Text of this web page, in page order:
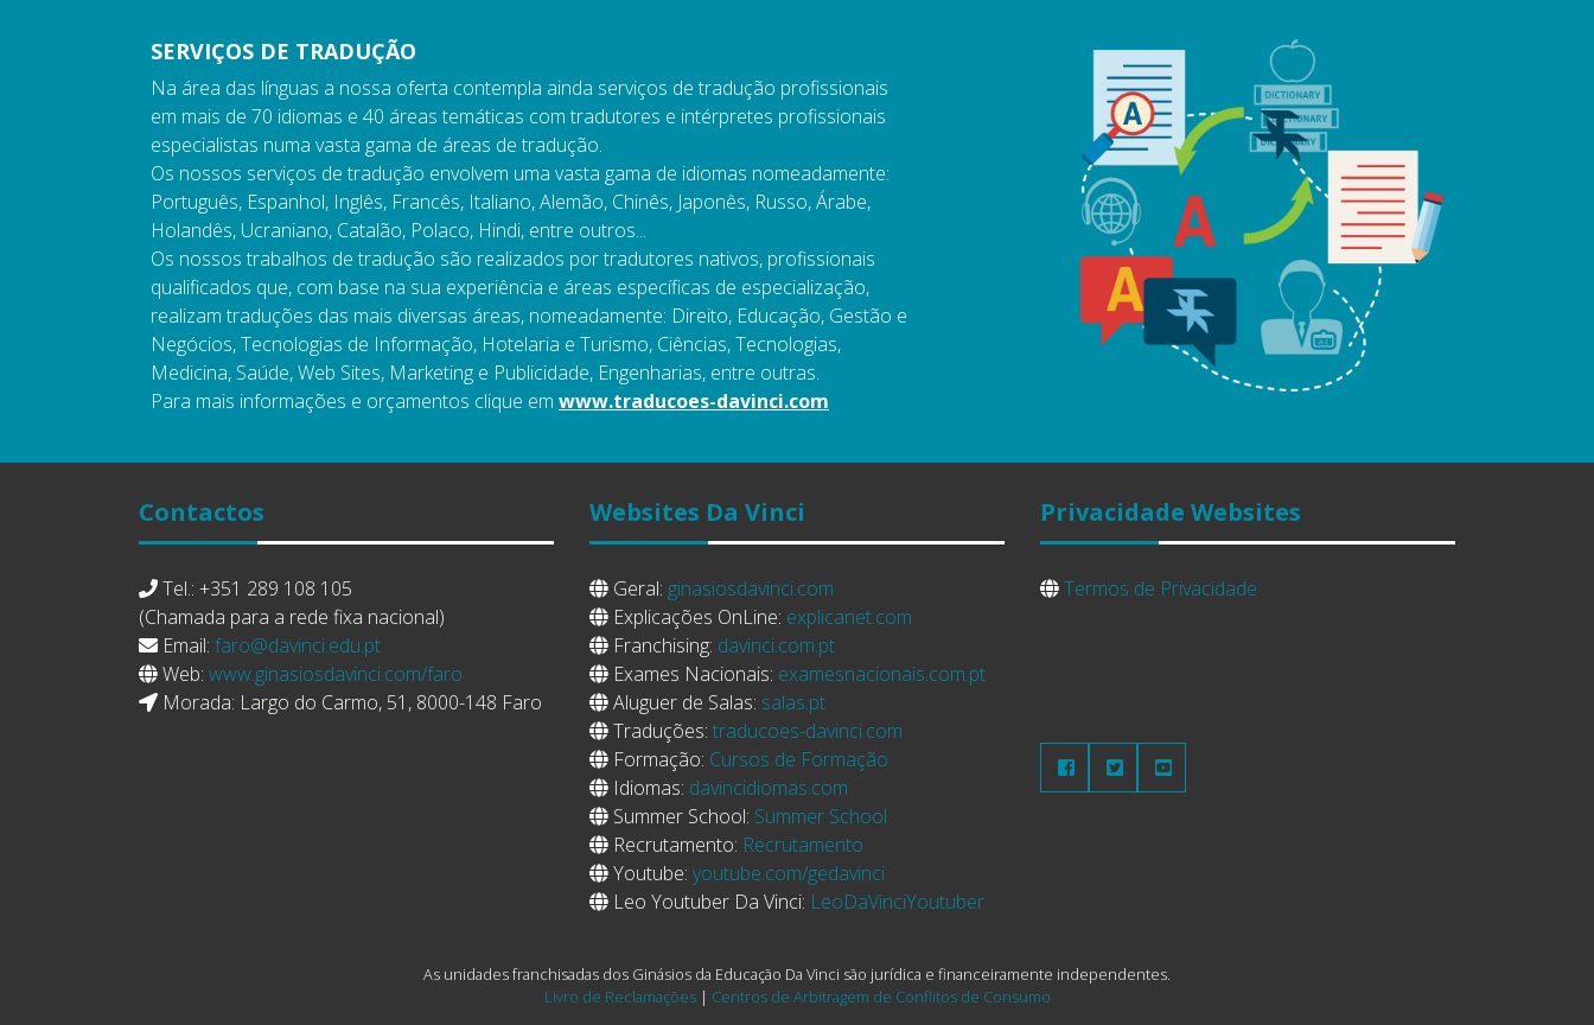
SERVIÇOS DE TRADUÇÃO
Na área das línguas a nossa oferta contempla ainda serviços de tradução profissionais
em mais de 70 idiomas e 40 áreas temáticas com tradutores e intérpretes profissionais
especialistas numa vasta gama de áreas de tradução.
Os nossos serviços de tradução envolvem uma vasta gama de idiomas nomeadamente:
Português, Espanhol, Inglês, Francês, Italiano, Alemão, Chinês, Japonês, Russo, Árabe,
Holandês, Ucraniano, Catalão, Polaco, Hindi, entre outros...
Os nossos trabalhos de tradução são realizados por tradutores nativos, profissionais
qualificados que, com base na sua experiência e áreas específicas de especialização,
realizam traduções das mais diversas áreas, nomeadamente: Direito, Educação, Gestão e
Negócios, Tecnologias de Informação, Hotelaria e Turismo, Ciências, Tecnologias,
Medicina, Saúde, Web Sites, Marketing e Publicidade, Engenharias, entre outras.
Para mais informações e orçamentos clique em www.traducoes-davinci.com
Contactos
Tel.: +351 289 108 105
(Chamada para a rede fixa nacional)
Email: faro@davinci.edu.pt
Web: www.ginasiosdavinci.com/faro
Morada: Largo do Carmo, 51, 8000-148 Faro
Websites Da Vinci
Geral: ginasiosdavinci.com
Explicações OnLine: explicanet.com
Franchising: davinci.com.pt
Exames Nacionais: examesnacionais.com.pt
Aluguer de Salas: salas.pt
Traduções: traducoes-davinci.com
Formação: Cursos de Formação
Idiomas: davincidiomas.com
Summer School: Summer School
Recrutamento: Recrutamento
Youtube: youtube.com/gedavinci
Leo Youtuber Da Vinci: LeoDaVinciYoutuber
Privacidade Websites
Termos de Privacidade
As unidades franchisadas dos Ginásios da Educação Da Vinci são jurídica e financeiramente independentes.
Livro de Reclamações| Centros de Arbitragem de Conflitos de Consumo